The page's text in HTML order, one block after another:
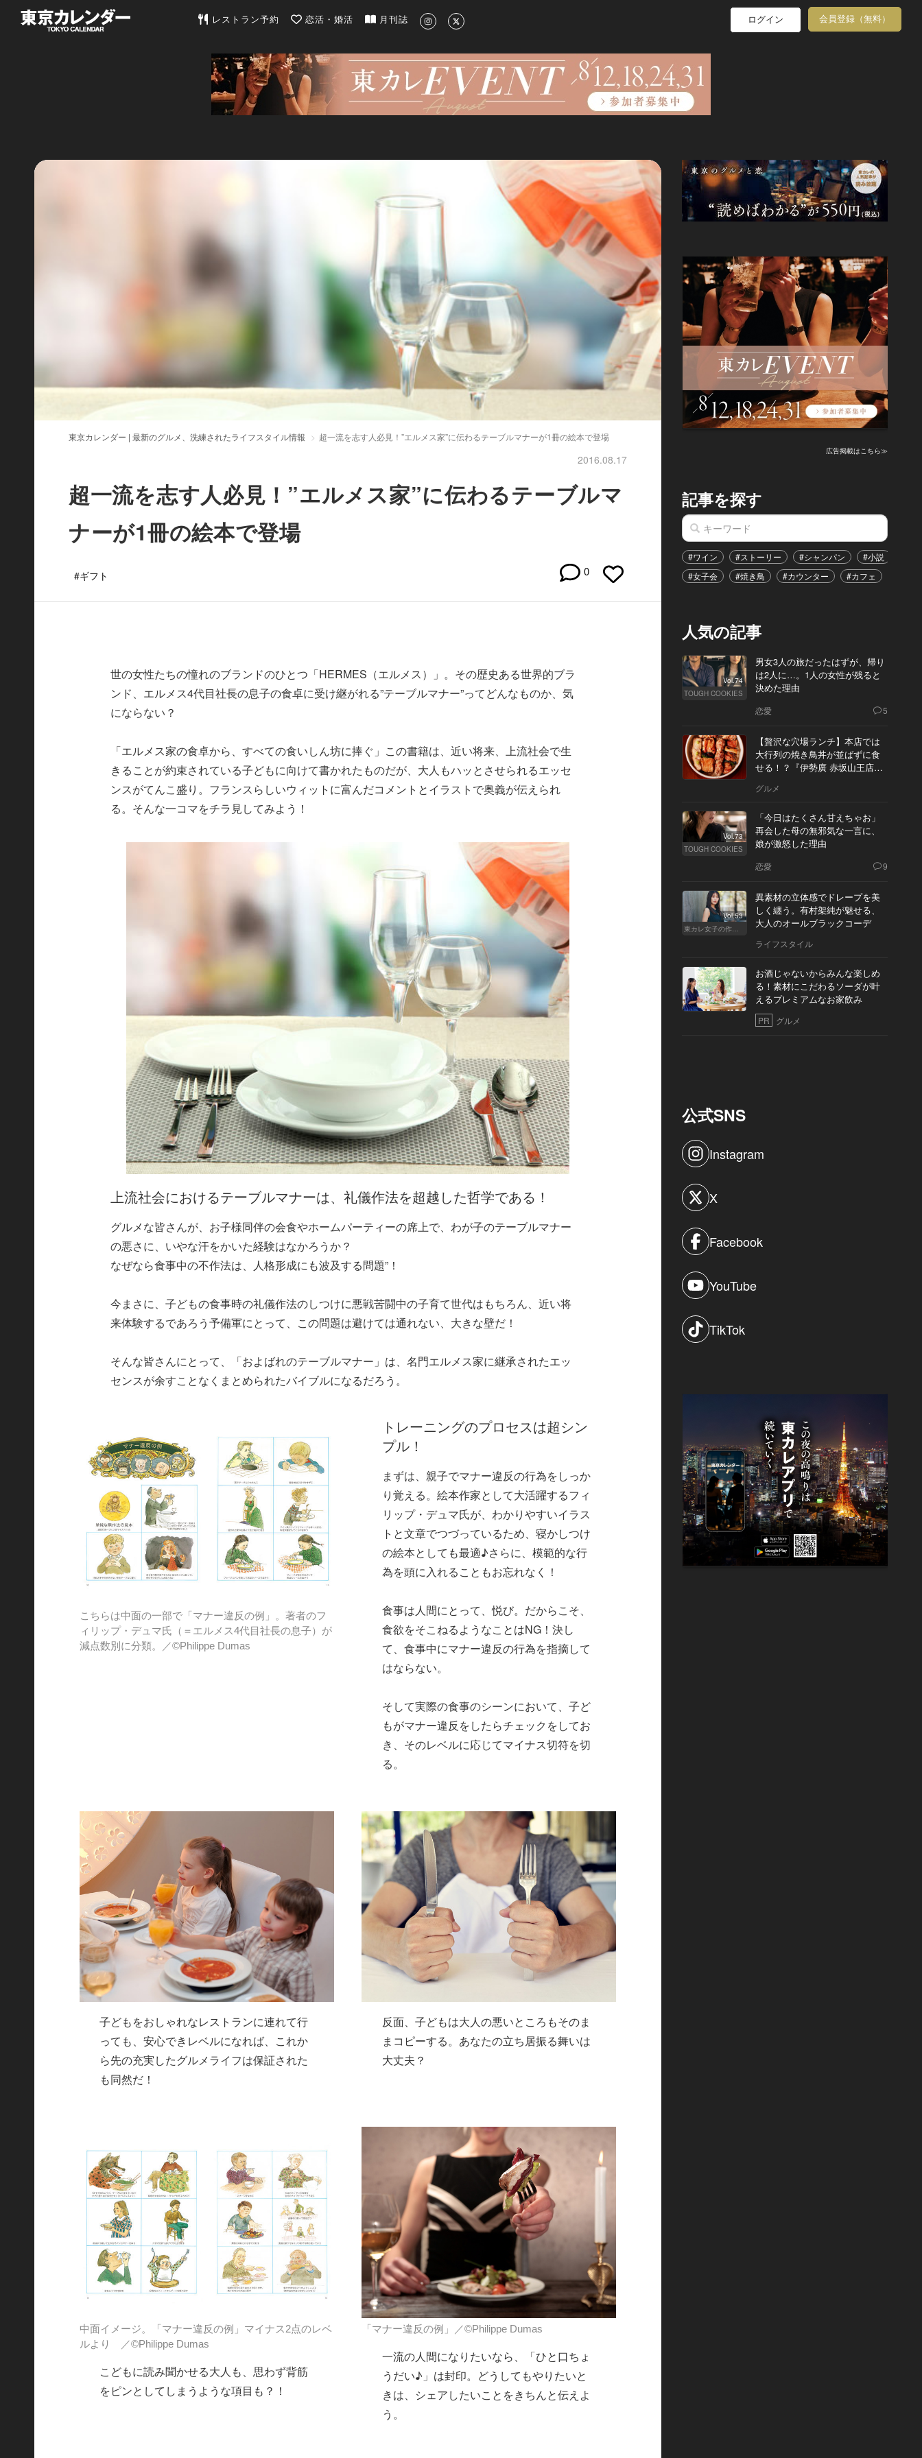
東京カレンダー | 最新のグルメ、洗練されたライフスタイル情報
レストラン予約 恋活・婚活 月刊誌 ログイン 会員登録（無料）
東京カレンダー | 最新のグルメ、洗練されたライフスタイル情報 超一流を志す人必見！”エルメス家”に伝わるテーブルマナーが1冊の絵本で登場
2016.08.17
超一流を志す人必見！”エルメス家”に伝わるテーブルマ
ナーが1冊の絵本で登場
#ギフト 0
世の女性たちの憧れのブランドのひとつ「HERMES（エルメス）」。その歴史ある世界的ブラ
ンド、エルメス4代目社長の息子の食卓に受け継がれる”テーブルマナー”ってどんなものか、気
にならない？
「エルメス家の食卓から、すべての食いしん坊に捧ぐ」この書籍は、近い将来、上流社会で生
きることが約束されている子どもに向けて書かれたものだが、大人もハッとさせられるエッセ
ンスがてんこ盛り。フランスらしいウィットに富んだコメントとイラストで奥義が伝えられ
る。そんな一コマをチラ見してみよう！
上流社会におけるテーブルマナーは、礼儀作法を超越した哲学である！
グルメな皆さんが、お子様同伴の会食やホームパーティーの席上で、わが子のテーブルマナー
の悪さに、いやな汗をかいた経験はなかろうか？
なぜなら食事中の不作法は、人格形成にも波及する問題”！
今まさに、子どもの食事時の礼儀作法のしつけに悪戦苦闘中の子育て世代はもちろん、近い将
来体験するであろう予備軍にとって、この問題は避けては通れない、大きな壁だ！
そんな皆さんにとって、「およばれのテーブルマナー」は、名門エルメス家に継承されたエッ
センスが余すことなくまとめられたバイブルになるだろう。
こちらは中面の一部で「マナー違反の例」。著者のフ
ィリップ・デュマ氏（＝エルメス4代目社長の息子）が
減点数別に分類。／©Philippe Dumas
トレーニングのプロセスは超シン
プル！
まずは、親子でマナー違反の行為をしっか
り覚える。絵本作家として大活躍するフィ
リップ・デュマ氏が、わかりやすいイラス
トと文章でつづっているため、寝かしつけ
の絵本としても最適♪さらに、模範的な行
為を頭に入れることもお忘れなく！
食事は人間にとって、悦び。だからこそ、
食欲をそこねるようなことはNG！決し
て、食事中にマナー違反の行為を指摘して
はならない。
そして実際の食事のシーンにおいて、子ど
もがマナー違反をしたらチェックをしてお
き、そのレベルに応じてマイナス切符を切
る。
子どもをおしゃれなレストランに連れて行
っても、安心できレベルになれば、これか
ら先の充実したグルメライフは保証された
も同然だ！
反面、子どもは大人の悪いところもそのま
まコピーする。あなたの立ち居振る舞いは
大丈夫？
中面イメージ。「マナー違反の例」マイナス2点のレベ
ルより ／©Philippe Dumas
こどもに読み聞かせる大人も、思わず背筋
をピンとしてしまうような項目も？！
「マナー違反の例」／©Philippe Dumas
一流の人間になりたいなら、「ひと口ちょ
うだい♪」は封印。どうしてもやりたいと
きは、シェアしたいことをきちんと伝えよ
う。
広告掲載はこちら≫
記事を探す
#ワイン #ストーリー #シャンパン #小説
#女子会
#焼き鳥 #カウンター #カフェ
人気の記事
Vol.74
TOUGH COOKIES
男女3人の旅だったはずが、帰り
は2人に…。1人の女性が残ると
決めた理由
恋愛 5
【贅沢な穴場ランチ】本店では
大行列の焼き鳥丼が並ばずに食
せる！？『伊勢廣 赤坂山王店』
グルメ
Vol.73
TOUGH COOKIES
「今日はたくさん甘えちゃお」
再会した母の無邪気な一言に、
娘が激怒した理由
恋愛 9
Vol.53
東カレ女子の作り方
異素材の立体感でドレープを美
しく纏う。有村架純が魅せる、
大人のオールブラックコーデ
ライフスタイル
お酒じゃないからみんな楽しめ
る！素材にこだわるソーダが叶
えるプレミアムなお家飲み
PR グルメ
公式SNS
Instagram
X
Facebook
YouTube
TikTok